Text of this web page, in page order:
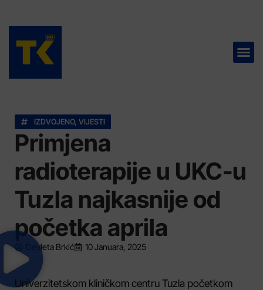
IZDVOJENO, VIJESTI
Primjena
radioterapije u UKC-u
Tuzla najkasnije od
početka aprila
Devleta Brkić 10 Januara, 2025
Univerzitetskom kliničkom centru Tuzla početkom